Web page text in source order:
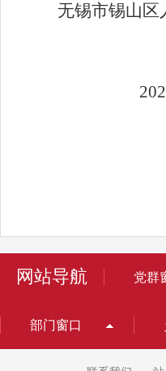
无锡市锡山区
网站导航 党群
部门窗口